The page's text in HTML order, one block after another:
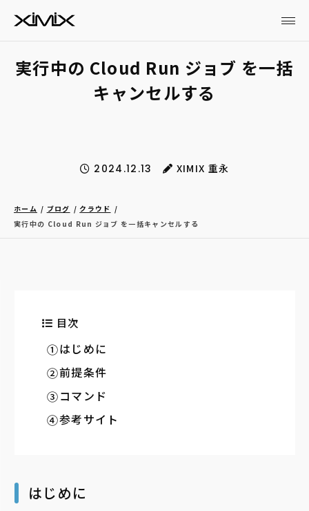
実行中の Cloud Run ジョブ を一括
キャンセルする
2024.12.13 XIMIX 重永
ホーム ブログ
クラウド
実行中の Cloud Run ジョブ を一括キャンセルする
目次
はじめに
前提条件
コマンド
参考サイト
はじめに